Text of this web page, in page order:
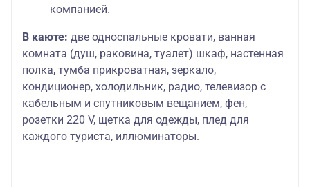
компанией.
В каюте: две односпальные кровати, ванная
комната (душ, раковина, туалет) шкаф, настенная
полка, тумба прикроватная, зеркало,
кондиционер, холодильник, радио, телевизор с
кабельным и спутниковым вещанием, фен,
розетки 220 V, щетка для одежды, плед для
каждого туриста, иллюминаторы.